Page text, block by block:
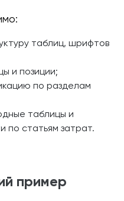
таблиц, шрифтов
и позиции;
по разделам
таблицы и
по статьям затрат.
пример